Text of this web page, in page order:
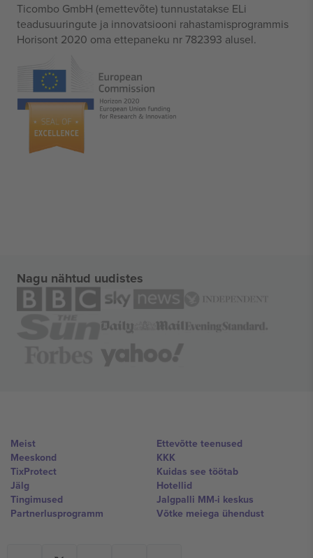
Ticombo GmbH (emettevõte) tunnustatakse ELi
teadusuuringute ja innovatsiooni rahastamisprogrammis
Horisont 2020 oma ettepaneku nr 782393 alusel.
Nagu nähtud uudistes
Meist
Meeskond
TixProtect
Jälg
Tingimused
Partnerlusprogramm
Ettevõtte teenused
KKK
Kuidas see töötab
Hotellid
Jalgpalli MM-i keskus
Võtke meiega ühendust